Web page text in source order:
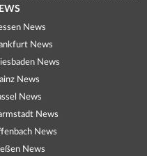
News
News
News
News
News
News
News
News